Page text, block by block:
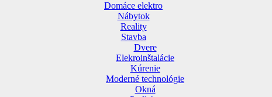
Domáce elektro
Nábytok
Reality
Stavba
Dvere
Elekroinštalácie
Kúrenie
Moderné technológie
Okná